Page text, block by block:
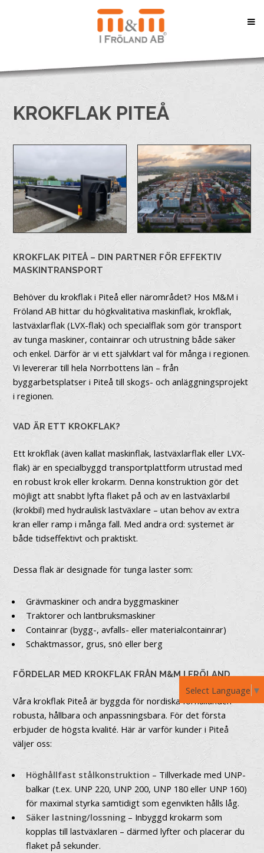
Select Language ▼
KROKFLAK PITEÅ
KROKFLAK PITEÅ – DIN PARTNER FÖR EFFEKTIV
MASKINTRANSPORT
Behöver du krokflak i Piteå eller närområdet? Hos M&M i
Fröland AB hittar du högkvalitativa maskinflak, krokflak,
lastväxlarflak (LVX-flak) och specialflak som gör transport
av tunga maskiner, containrar och utrustning både säker
och enkel. Därför är vi ett självklart val för många i regionen.
Vi levererar till hela Norrbottens län – från
byggarbetsplatser i Piteå till skogs- och anläggningsprojekt
i regionen.
VAD ÄR ETT KROKFLAK?
Ett krokflak (även kallat maskinflak, lastväxlarflak eller LVX-
flak) är en specialbyggd transportplattform utrustad med
en robust krok eller krokarm. Denna konstruktion gör det
möjligt att snabbt lyfta flaket på och av en lastväxlarbil
(krokbil) med hydraulisk lastväxlare – utan behov av extra
kran eller ramp i många fall. Med andra ord: systemet är
både tidseffektivt och praktiskt.
Dessa flak är designade för tunga laster som:
Grävmaskiner och andra byggmaskiner
Traktorer och lantbruksmaskiner
Containrar (bygg-, avfalls- eller materialcontainrar)
Schaktmassor, grus, snö eller berg
FÖRDELAR MED KROKFLAK FRÅN M&M I FRÖLAND
Våra krokflak Piteå är byggda för nordiska förhållanden –
robusta, hållbara och anpassningsbara. För det första
erbjuder de högsta kvalité. Här är varför kunder i Piteå
väljer oss:
Höghållfast stålkonstruktion – Tillverkade med UNP-
balkar (t.ex. UNP 220, UNP 200, UNP 180 eller UNP 160)
för maximal styrka samtidigt som egenvikten hålls låg.
Säker lastning/lossning– Inbyggd krokarm som
kopplas till lastväxlaren – därmed lyfter och placerar du
flaket på sekunder.